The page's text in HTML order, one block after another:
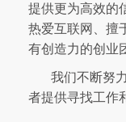
提供更为高效的
热爱互联网、擅
有创造力的创业
我们不断努
者提供寻找工作